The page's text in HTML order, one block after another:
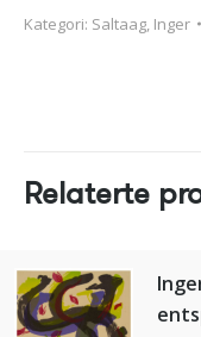
Kategori: Saltaag, Inger
Relaterte